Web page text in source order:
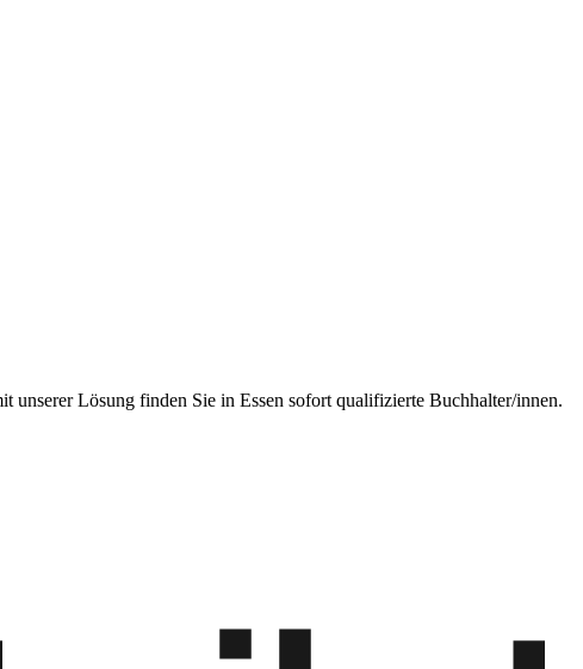
unserer Lösung finden Sie in Essen sofort qualifizierte Buchhalter/innen.